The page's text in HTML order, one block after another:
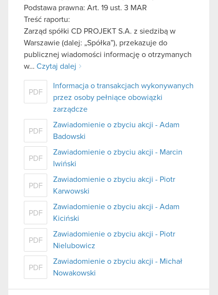
Podstawa prawna: Art. 19 ust. 3 MAR
Treść raportu:
Zarząd spółki CD PROJEKT S.A. z siedzibą w
Warszawie (dalej: „Spółka”), przekazuje do
publicznej wiadomości informację o otrzymanych
w… Czytaj dalej
PDF
Informacja o transakcjach wykonywanych
przez osoby pełniące obowiązki
zarządcze
PDF
Zawiadomienie o zbyciu akcji - Adam
Badowski
PDF
Zawiadomienie o zbyciu akcji - Marcin
Iwiński
PDF
Zawiadomienie o zbyciu akcji - Piotr
Karwowski
PDF
Zawiadomienie o zbyciu akcji - Adam
Kiciński
PDF
Zawiadomienie o zbyciu akcji - Piotr
Nielubowicz
PDF
Zawiadomienie o zbyciu akcji - Michał
Nowakowski